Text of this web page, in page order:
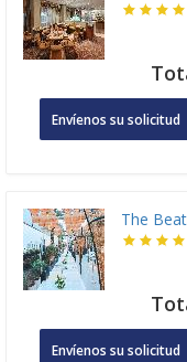
Envíenos su solicitud
The
Envíenos su solicitud